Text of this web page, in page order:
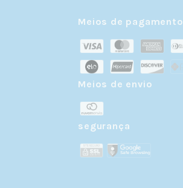
Meios de pagamento
Meios de envio
segurança